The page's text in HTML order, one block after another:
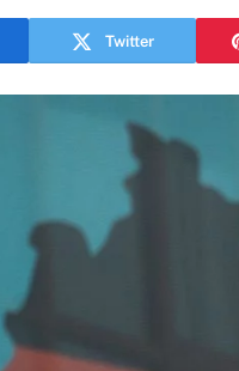
Twitter